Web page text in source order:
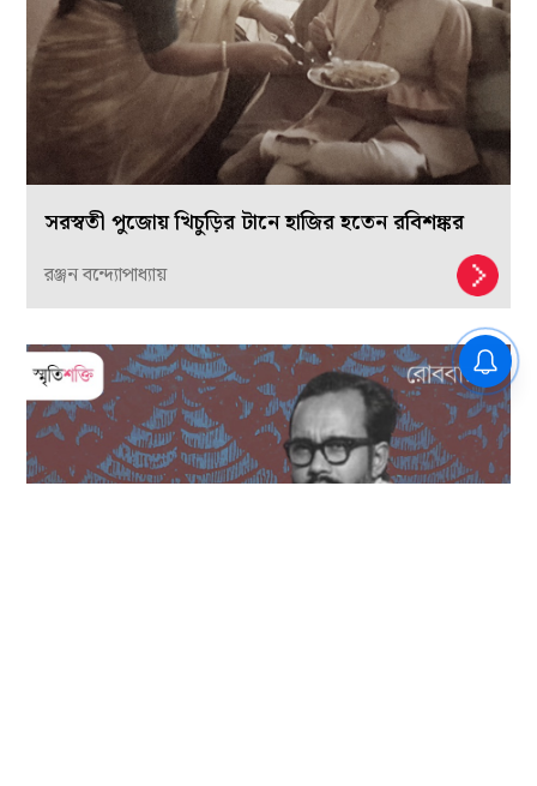
মানুষের নববর্ষ আত্মসংবরণের, দুঃখস্বীকারের নববর্ষ
অভীক ঘোষ
মিস করবেন না!